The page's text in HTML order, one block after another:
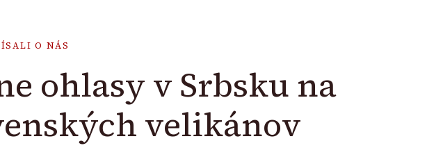
O NÁS
ohlasy v Srbsku na
velikánov